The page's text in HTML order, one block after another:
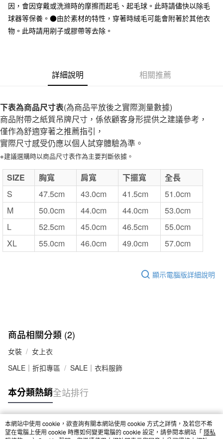
付款後全家取貨
每筆NT$65，滿NT$1,000(含以上)免運費
付款後7-11取貨
每筆NT$65，滿NT$1,000(含以上)免運費
宅配
每筆NT$150，滿NT$2,000(含以上)免運費
無印良品門市自取
免運費
因，會因穿戴或洗滌時的摩擦而起毛、起毛球。此時請儘快以除毛
球器等保養。●由於素材的特性，穿著時絨毛可能會附著於其他衣
物。此時請用刷子或膠帶等去除。
詳細說明 相關推薦
下表為商品尺寸表(為商品平放後之實際測量數據)
商品附帶之紙質吊牌尺寸，係依顧客身形提供之建議參考，
僅作為舒適穿著之推薦指引，
實際尺寸感受仍應以個人試穿體驗為準。
※建議選購時以商品尺寸表作為主要判斷依據。
SIZE 胸寬 肩寬 下擺寬
全長
S
47.5cm 43.0cm 41.5cm
51.0cm
M
50.0cm 44.0cm 44.0cm
53.0cm
L
52.5cm 45.0cm 46.5cm
55.0cm
XL
55.0cm 46.0cm 49.0cm 57.0cm
顯示電腦版詳細說明
商品相關分類 (2)
女裝
女上衣
SALE｜折扣專區
SALE｜衣料服飾
本分類熱銷全站排行
熱門標籤
本網站中使用 cookie，欲查詢有關本網站使用 cookie 方式之詳情，及若您不希
望在電腦上使用 cookie 時應如何變更電腦的 cookie 設定，請參閱本網站「 隱私